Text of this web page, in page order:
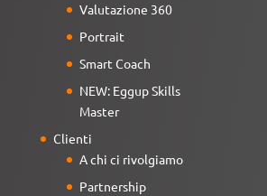
Valutazione 360
Portrait
Smart Coach
NEW: Eggup Skills
Master
Clienti
A chi ci rivolgiamo
Partnership